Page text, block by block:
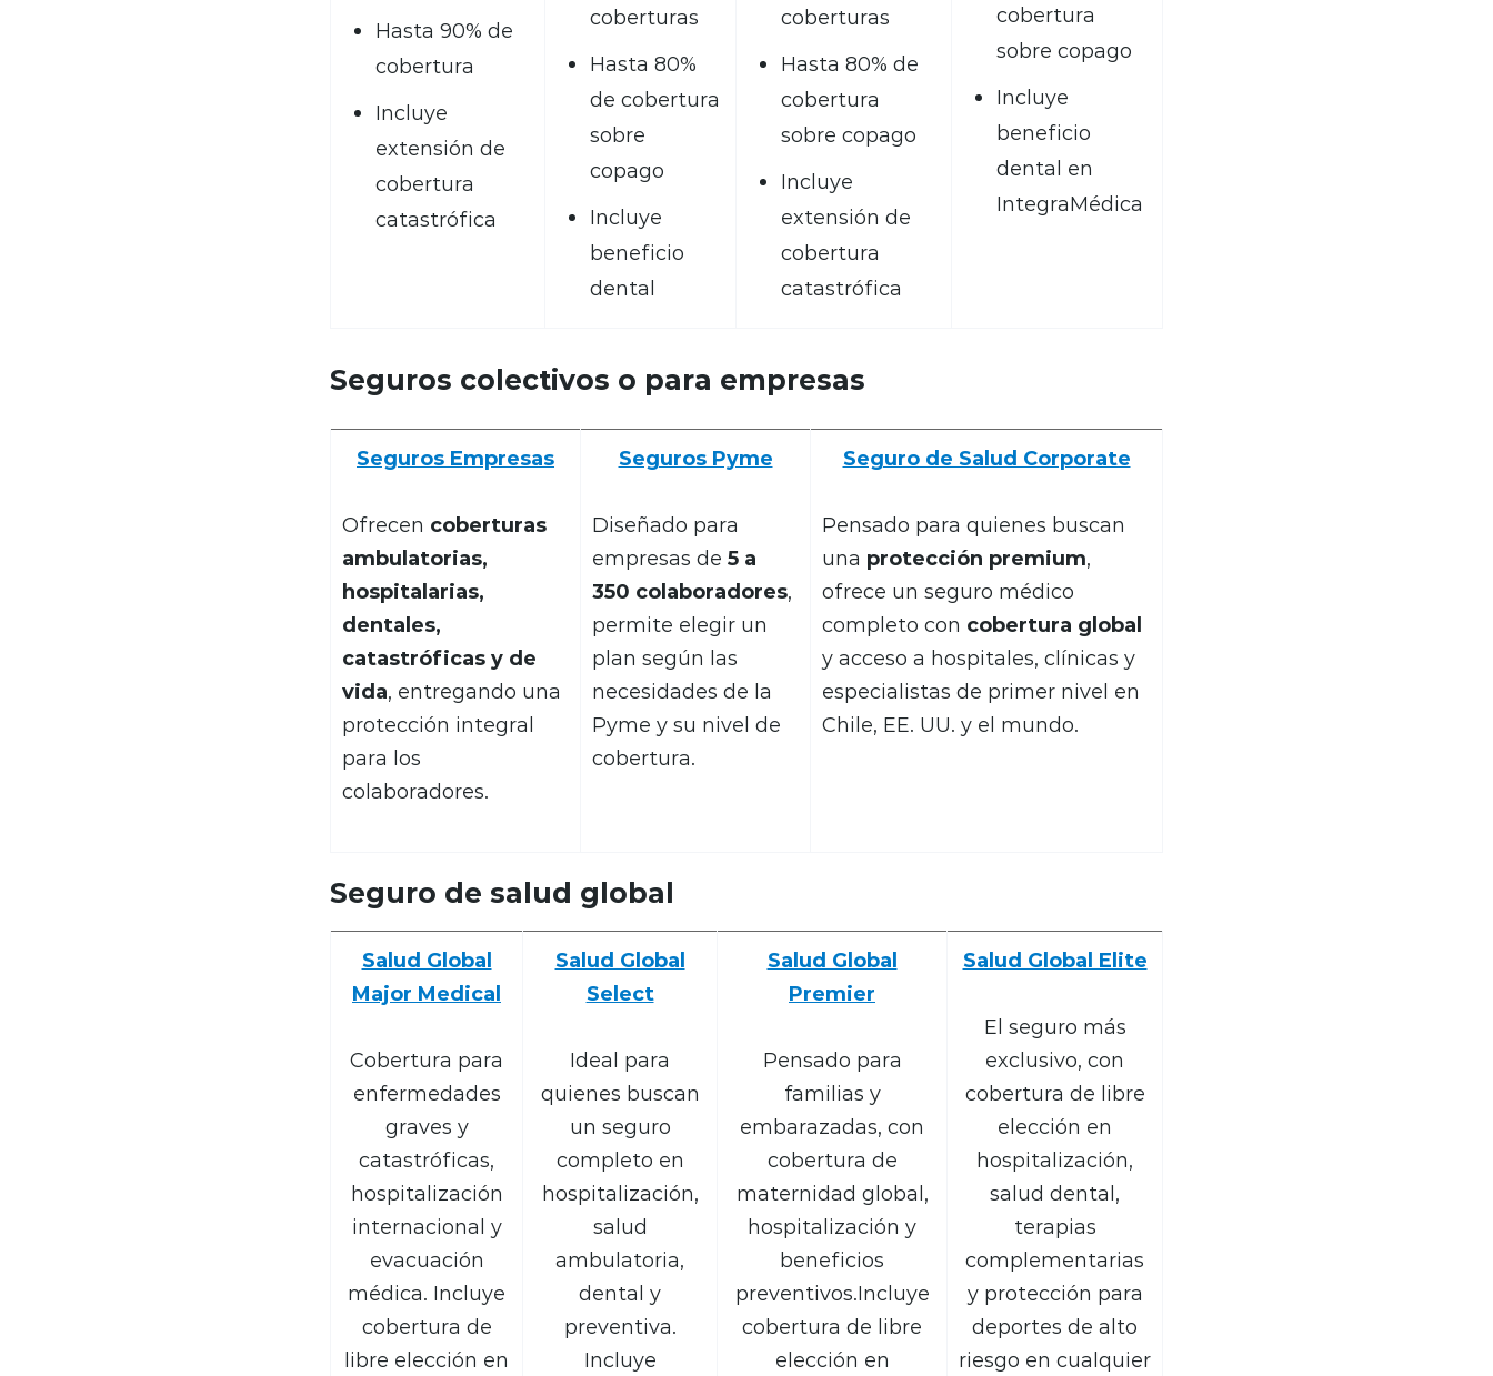
Hasta 90% de
cobertura
Incluye
extensión de
cobertura
catastrófica
coberturas
Hasta 80%
de cobertura
sobre
copago
Incluye
beneficio
dental
coberturas
Hasta 80% de
cobertura
sobre copago
Incluye
extensión de
cobertura
catastrófica
cobertura
sobre copago
Incluye
beneficio
dental en
IntegraMédica
Seguros colectivos o para empresas
Seguros Empresas
Ofrecen coberturas
ambulatorias,
hospitalarias,
dentales,
catastróficas y de
vida, entregando una
protección integral
para los
colaboradores.
Seguros Pyme
Diseñado para
empresas de 5 a
350 colaboradores,
permite elegir un
plan según las
necesidades de la
Pyme y su nivel de
cobertura.
Seguro de Salud Corporate
Pensado para quienes buscan
una protección premium,
ofrece un seguro médico
completo con cobertura global
y acceso a hospitales, clínicas y
especialistas de primer nivel en
Chile, EE. UU. y el mundo.
Seguro de salud global
Salud Global
Major Medical
Cobertura para
enfermedades
graves y
catastróficas,
hospitalización
internacional y
evacuación
médica. Incluye
cobertura de
libre elección en
Salud Global
Select
Ideal para
quienes buscan
un seguro
completo en
hospitalización,
salud
ambulatoria,
dental y
preventiva.
Incluye
Salud Global
Premier
Pensado para
familias y
embarazadas, con
cobertura de
maternidad global,
hospitalización y
beneficios
preventivos.Incluye
cobertura de libre
elección en
Salud Global Elite
El seguro más
exclusivo, con
cobertura de libre
elección en
hospitalización,
salud dental,
terapias
complementarias
y protección para
deportes de alto
riesgo en cualquier